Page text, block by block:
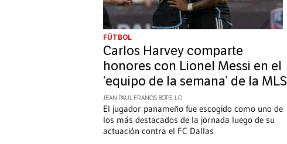
FÚTBOL
Carlos Harvey comparte
honores con Lionel Messi en el
‘equipo de la semana’ de la MLS
JEAN-PAUL FRANCIS BOTELLO
El jugador panameño fue escogido como uno de
los más destacados de la jornada luego de su
actuación contra el FC Dallas